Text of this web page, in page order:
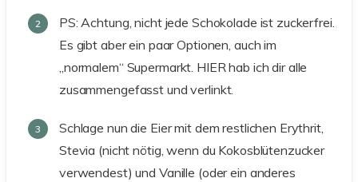
PS: Achtung, nicht jede Schokolade ist zuckerfrei.
Es gibt aber ein paar Optionen, auch im
„normalem“ Supermarkt. HIER hab ich dir alle
zusammengefasst und verlinkt.
Schlage nun die Eier mit dem restlichen Erythrit,
Stevia (nicht nötig, wenn du Kokosblütenzucker
verwendest) und Vanille (oder ein anderes